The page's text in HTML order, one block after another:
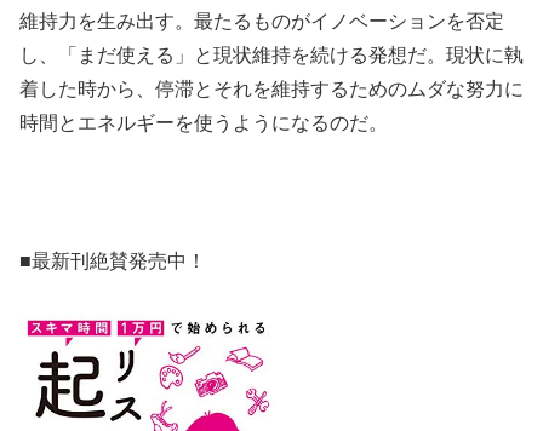
維持力を生み出す。最たるものがイノベーションを否定
し、「まだ使える」と現状維持を続ける発想だ。現状に執
着した時から、停滞とそれを維持するためのムダな努力に
時間とエネルギーを使うようになるのだ。
■最新刊絶賛発売中！